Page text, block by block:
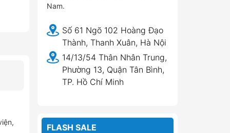
Nam.
Số 61 Ngõ 102 Hoàng Đạo
Thành, Thanh Xuân, Hà Nội
14/13/54 Thân Nhân Trung,
Phường 13, Quận Tân Bình,
TP. Hồ Chí Minh
FLASH SALE